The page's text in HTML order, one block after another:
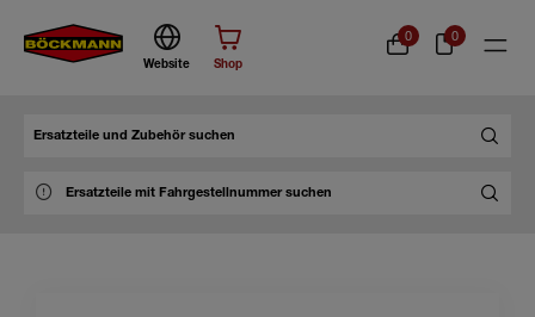
Website Shop
0 0